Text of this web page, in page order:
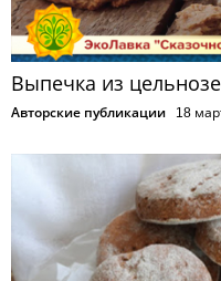
Выпечка из
Авторские публикации 18